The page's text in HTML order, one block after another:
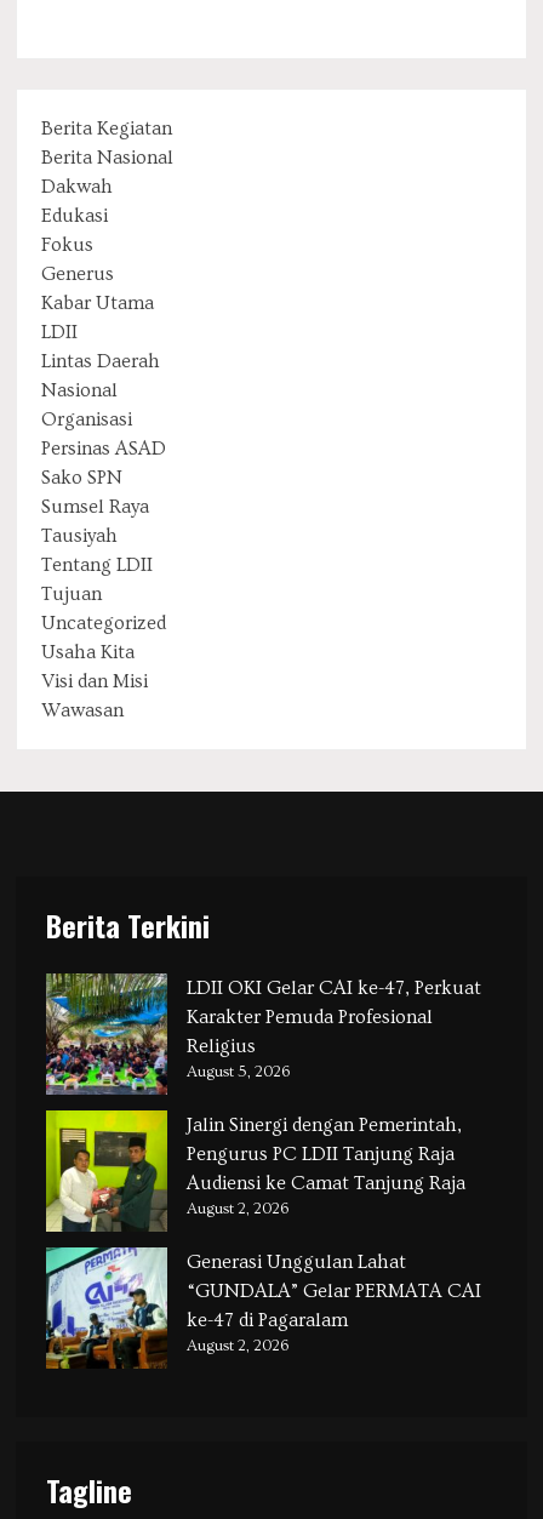
Berita Kegiatan
Berita Nasional
Dakwah
Edukasi
Fokus
Generus
Kabar Utama
LDII
Lintas Daerah
Nasional
Organisasi
Persinas ASAD
Sako SPN
Sumsel Raya
Tausiyah
Tentang LDII
Tujuan
Uncategorized
Usaha Kita
Visi dan Misi
Wawasan
Berita Terkini
LDII OKI Gelar CAI ke-47, Perkuat
Karakter Pemuda Profesional
Religius
August 5, 2026
Jalin Sinergi dengan Pemerintah,
Pengurus PC LDII Tanjung Raja
Audiensi ke Camat Tanjung Raja
August 2, 2026
Generasi Unggulan Lahat
“GUNDALA” Gelar PERMATA CAI
ke-47 di Pagaralam
August 2, 2026
Tagline